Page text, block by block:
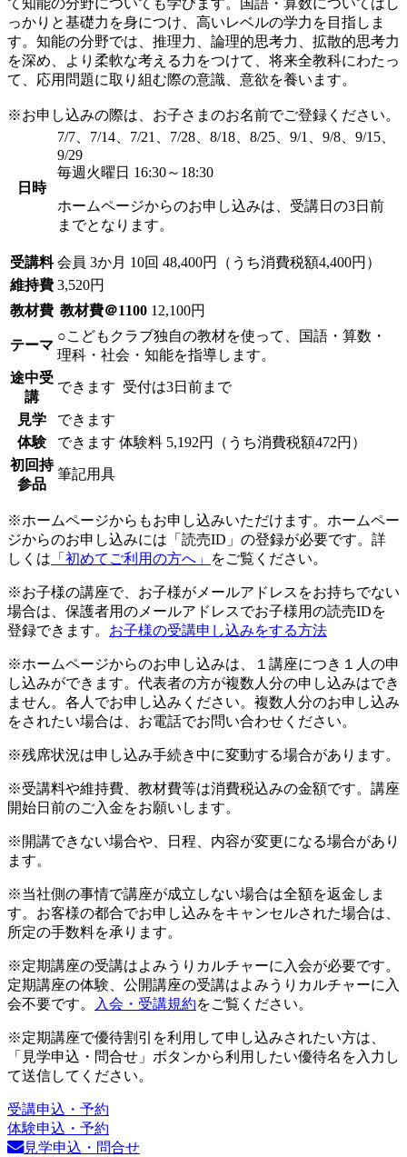
っかりと基礎力を身につけ、高いレベルの学力を目指しま
す。知能の分野では、推理力、論理的思考力、拡散的思考力
を深め、より柔軟な考える力をつけて、将来全教科にわたっ
て、応用問題に取り組む際の意識、意欲を養います。
※お申し込みの際は、お子さまのお名前でご登録ください。
日時
7/7、7/14、7/21、7/28、8/18、8/25、9/1、9/8、9/15、
9/29
毎週火曜日 16:30～18:30
ホームページからのお申し込みは、受講日の3日前
までとなります。
受講料 会員 3か月 10回 48,400円（うち消費税額4,400円）
維持費 3,520円
教材費 教材費＠1100 12,100円
テーマ
○こどもクラブ独自の教材を使って、国語・算数・
理科・社会・知能を指導します。
途中受
講
できます 受付は3日前まで
見学
できます
体験
できます 体験料 5,192円（うち消費税額472円）
初回持
参品
筆記用具
※ホームページからもお申し込みいただけます。ホームペー
ジからのお申し込みには「読売ID」の登録が必要です。詳
しくは 「初めてご利用の方へ」 をご覧ください。
※お子様の講座で、お子様がメールアドレスをお持ちでない
場合は、保護者用のメールアドレスでお子様用の読売IDを
登録できます。 お子様の受講申し込みをする方法
※ホームページからのお申し込みは、１講座につき１人の申
し込みができます。代表者の方が複数人分の申し込みはでき
ません。各人でお申し込みください。複数人分のお申し込み
をされたい場合は、お電話でお問い合わせください。
※残席状況は申し込み手続き中に変動する場合があります。
※受講料や維持費、教材費等は消費税込みの金額です。講座
開始日前のご入金をお願いします。
※開講できない場合や、日程、内容が変更になる場合があり
ます。
※当社側の事情で講座が成立しない場合は全額を返金しま
す。お客様の都合でお申し込みをキャンセルされた場合は、
所定の手数料を承ります。
※定期講座の受講はよみうりカルチャーに入会が必要です。
定期講座の体験、公開講座の受講はよみうりカルチャーに入
会不要です。
入会・受講規約をご覧ください。
※定期講座で優待割引を利用して申し込みされたい方は、
「見学申込・問合せ」ボタンから利用したい優待名を入力し
て送信してください。
受講申込・予約
体験申込・予約
見学申込・問合せ